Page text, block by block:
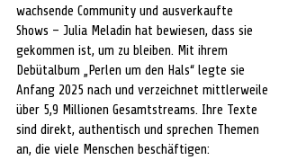
wachsende Community und ausverkaufte
Shows – Julia Meladin hat bewiesen, dass sie
gekommen ist, um zu bleiben. Mit ihrem
Debütalbum „Perlen um den Hals“ legte sie
Anfang 2025 nach und verzeichnet mittlerweile
über 5,9 Millionen Gesamtstreams. Ihre Texte
sind direkt, authentisch und sprechen Themen
an, die viele Menschen beschäftigen: